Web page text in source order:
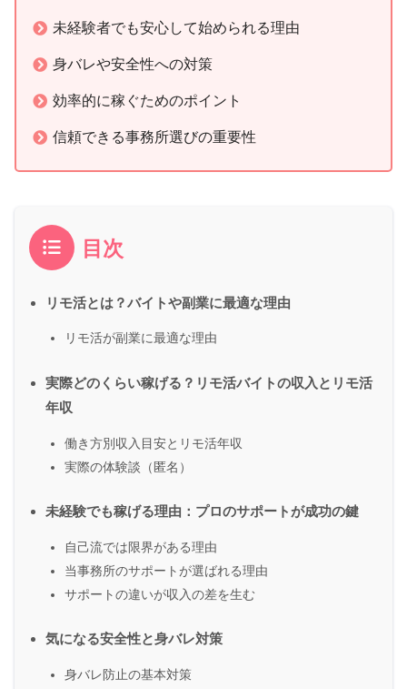
未経験者でも安心して始められる理由
身バレや安全性への対策
効率的に稼ぐためのポイント
信頼できる事務所選びの重要性
目次
リモ活とは？バイトや副業に最適な理由
リモ活が副業に最適な理由
実際どのくらい稼げる？リモ活バイトの収入とリモ活
年収
働き方別収入目安とリモ活年収
実際の体験談（匿名）
未経験でも稼げる理由：プロのサポートが成功の鍵
自己流では限界がある理由
当事務所のサポートが選ばれる理由
サポートの違いが収入の差を生む
気になる安全性と身バレ対策
身バレ防止の基本対策